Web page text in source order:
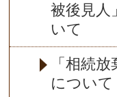
被後見人
いて
「相続
について